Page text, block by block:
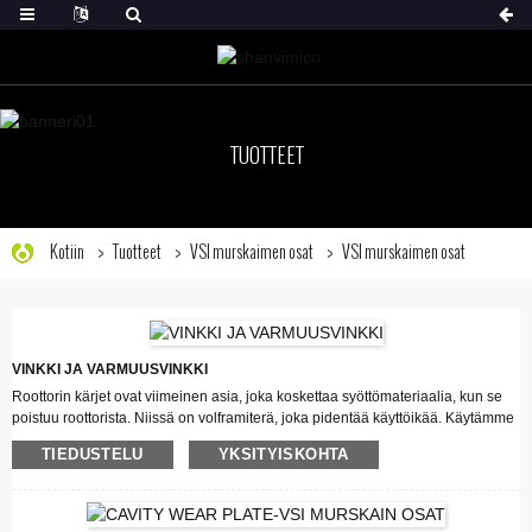
TUOTTEET
Kotiin Tuotteet VSI murskaimen osat VSI murskaimen osat
VINKKI JA VARMUUSVINKKI
Roottorin kärjet ovat viimeinen asia, joka koskettaa syöttömateriaalia, kun se
poistuu roottorista. Niissä on volframiterä, joka pidentää käyttöikää. Käytämme
usein kärkien käyttöikää vertailukohtana muille roottorin kuluville osille.
rikkoutuu tai kuluu. Kun näin tapahtuu, roottorin kärjessä oleva volframi-sisäke
on haljennut ja antaa nyt syöttömateriaalin valua tukikärjen volframi-inserttiä
TIEDUSTELU YKSITYISKOHTA